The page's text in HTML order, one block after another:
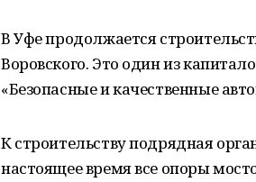
В Уфе продолжается
Воровского. Это один из
«Безопасные и качественные
К строительству подрядная
настоящее время все опоры